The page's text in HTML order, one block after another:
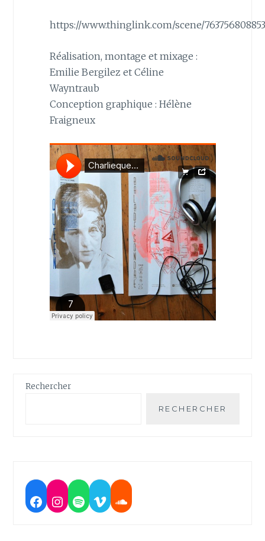
https://www.thinglink.com/scene/
Réalisation, montage et mixage :
Emilie Bergilez et Céline
Wayntraub
Conception graphique : Hélène
Fraigneux
Rechercher
RECHERCHER
Facebook
Instagram
Spotify
VimeoSoundcloud